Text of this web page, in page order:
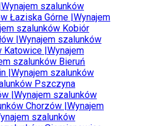
Wynajem szalunków
Łaziska Górne Wynajem
szalunków Kobiór
Wynajem szalunków
Katowice Wynajem
szalunków Bieruń
Wynajem szalunków
Pszczyna
Wynajem szalunków
Chorzów Wynajem
szalunków